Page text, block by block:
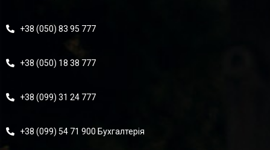
+38 (050) 83 95 777
+38 (050) 18 38 777
+38 (099) 31 24 777
+38 (099) 54 71 900 Бухгалтерія